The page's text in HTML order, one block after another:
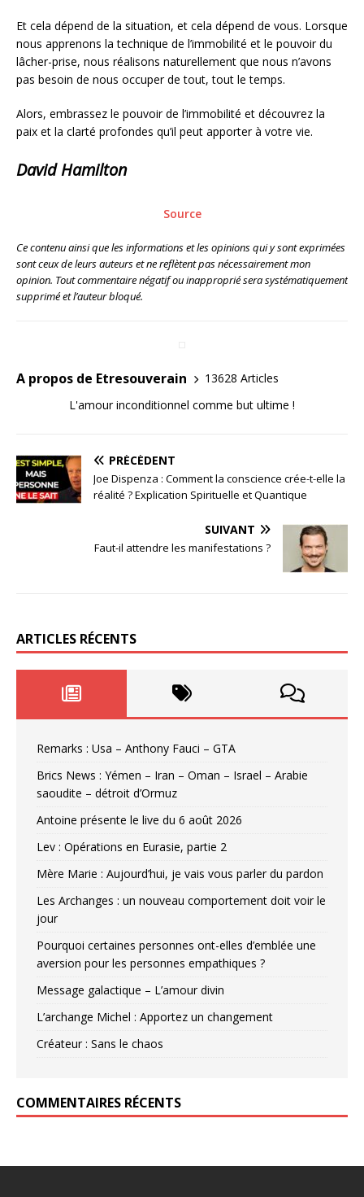
Et cela dépend de la situation, et cela dépend de vous. Lorsque
nous apprenons la technique de l’immobilité et le pouvoir du
lâcher-prise, nous réalisons naturellement que nous n’avons
pas besoin de nous occuper de tout, tout le temps.
Alors, embrassez le pouvoir de l’immobilité et découvrez la
paix et la clarté profondes qu’il peut apporter à votre vie.
David Hamilton
Source
Ce contenu ainsi que les informations et les opinions qui y sont exprimées
sont ceux de leurs auteurs et ne reflètent pas nécessairement mon
opinion. Tout commentaire négatif ou inapproprié sera systématiquement
supprimé et l’auteur bloqué.
A propos de Etresouverain
13628 Articles
L'amour inconditionnel comme but ultime !
PRÉCÉDENT
Joe Dispenza : Comment la conscience crée-t-elle la
réalité ? Explication Spirituelle et Quantique
SUIVANT
Faut-il attendre les manifestations ?
ARTICLES RÉCENTS
Remarks : Usa – Anthony Fauci – GTA
Brics News : Yémen – Iran – Oman – Israel – Arabie
saoudite – détroit d’Ormuz
Antoine présente le live du 6 août 2026
Lev : Opérations en Eurasie, partie 2
Mère Marie : Aujourd’hui, je vais vous parler du pardon
Les Archanges : un nouveau comportement doit voir le
jour
Pourquoi certaines personnes ont-elles d’emblée une
aversion pour les personnes empathiques ?
Message galactique – L’amour divin
L’archange Michel : Apportez un changement
Créateur : Sans le chaos
COMMENTAIRES RÉCENTS